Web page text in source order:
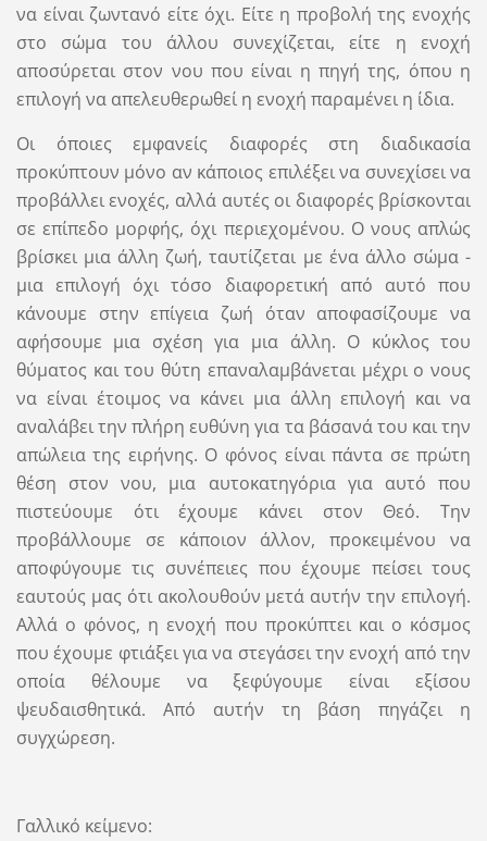
να είναι ζωντανό είτε όχι. Είτε η προβολή της ενοχής
στο σώμα του άλλου συνεχίζεται, είτε η ενοχή
αποσύρεται στον νου που είναι η πηγή της, όπου η
επιλογή να απελευθερωθεί η ενοχή παραμένει η ίδια.
Οι όποιες εμφανείς διαφορές στη διαδικασία
προκύπτουν μόνο αν κάποιος επιλέξει να συνεχίσει να
προβάλλει ενοχές, αλλά αυτές οι διαφορές βρίσκονται
σε επίπεδο μορφής, όχι περιεχομένου. Ο νους απλώς
βρίσκει μια άλλη ζωή, ταυτίζεται με ένα άλλο σώμα -
μια επιλογή όχι τόσο διαφορετική από αυτό που
κάνουμε στην επίγεια ζωή όταν αποφασίζουμε να
αφήσουμε μια σχέση για μια άλλη. Ο κύκλος του
θύματος και του θύτη επαναλαμβάνεται μέχρι ο νους
να είναι έτοιμος να κάνει μια άλλη επιλογή και να
αναλάβει την πλήρη ευθύνη για τα βάσανά του και την
απώλεια της ειρήνης. Ο φόνος είναι πάντα σε πρώτη
θέση στον νου, μια αυτοκατηγόρια για αυτό που
πιστεύουμε ότι έχουμε κάνει στον Θεό. Την
προβάλλουμε σε κάποιον άλλον, προκειμένου να
αποφύγουμε τις συνέπειες που έχουμε πείσει τους
εαυτούς μας ότι ακολουθούν μετά αυτήν την επιλογή.
Αλλά ο φόνος, η ενοχή που προκύπτει και ο κόσμος
που έχουμε φτιάξει για να στεγάσει την ενοχή από την
οποία θέλουμε να ξεφύγουμε είναι εξίσου
ψευδαισθητικά. Από αυτήν τη βάση πηγάζει η
συγχώρεση.
Γαλλικό κείμενο: